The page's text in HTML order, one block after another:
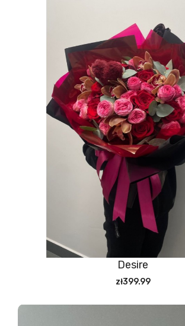
Desire
zł399.99